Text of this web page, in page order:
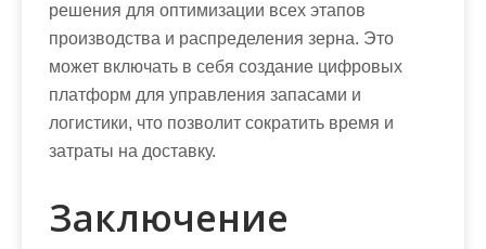
решения для оптимизации всех этапов
производства и распределения зерна. Это
может включать в себя создание цифровых
платформ для управления запасами и
логистики, что позволит сократить время и
затраты на доставку.
Заключение